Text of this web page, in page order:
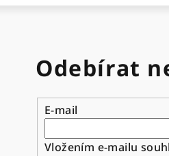
Odebírat
E-mail
Vložením e-mailu